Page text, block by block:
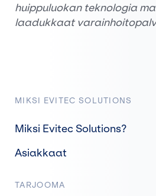
huippuluokan teknologia
laadukkaat
MIKSI EVITEC SOLUTIONS
Miksi Evitec Solutions?
Asiakkaat
TARJOOMA